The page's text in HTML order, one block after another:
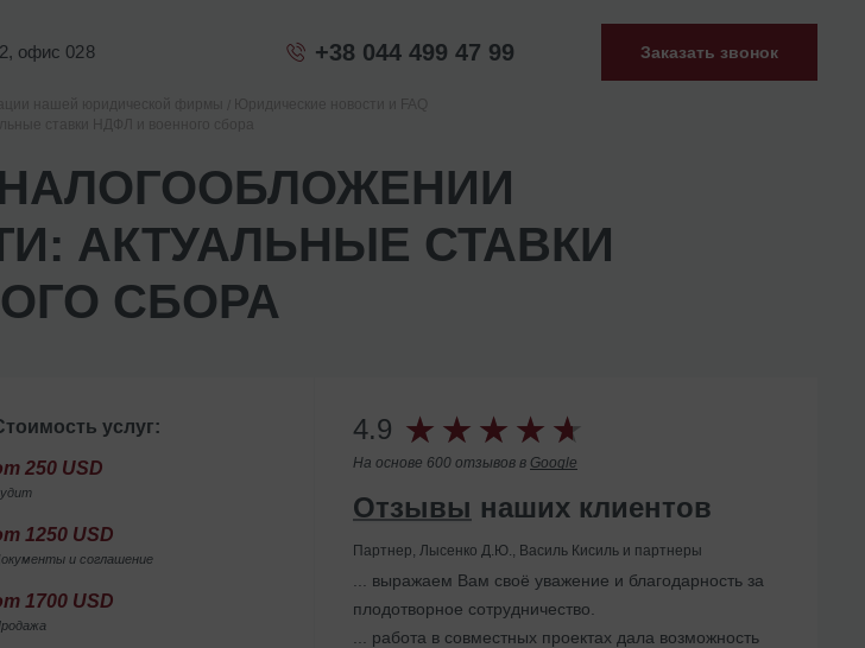
офис 028 +38 044 499 47 99 Заказать звонок
АКТУАЛЬНЫЕ СТАВКИ
СБОРА
услуг:
250 USD
1250 USD
и соглашение
1700 USD
4.9
На основе 600 отзывов в Google
Отзывы наших клиентов
Партнер, Лысенко Д.Ю., Василь Кисиль и партнеры
... выражаем Вам своё уважение и благодарность за
плодотворное сотрудничество.
... работа в совместных проектах дала возможность
Помогли с ликвидацией иностранного
представительства в Украине